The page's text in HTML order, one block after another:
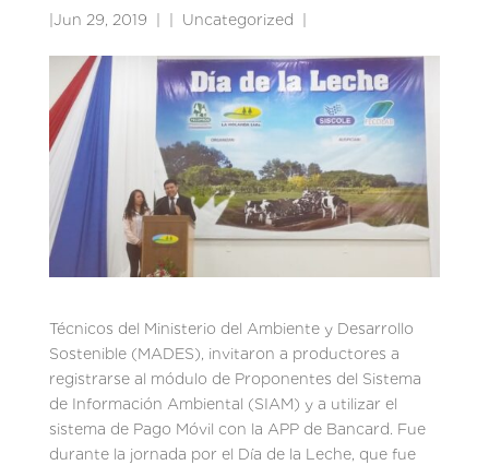
Jun 29, 2019 Uncategorized
Técnicos del Ministerio del Ambiente y Desarrollo
Sostenible (MADES), invitaron a productores a
registrarse al módulo de Proponentes del Sistema
de Información Ambiental (SIAM) y a utilizar el
sistema de Pago Móvil con la APP de Bancard. Fue
durante la jornada por el Día de la Leche, que fue